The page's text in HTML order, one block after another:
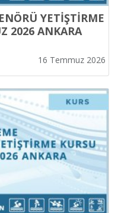
YETİŞTİRME
2026 ANKARA
16 Temmuz 2026